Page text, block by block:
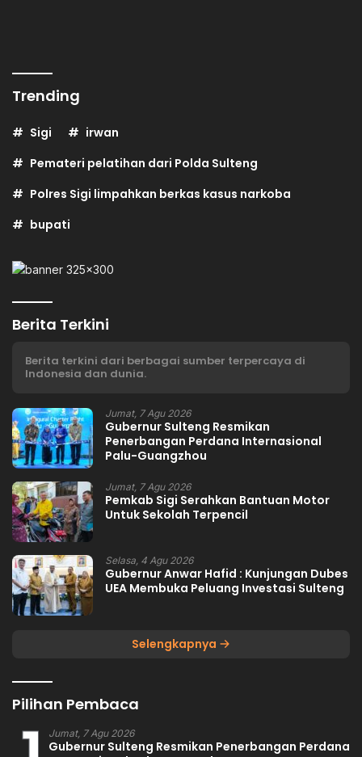
Trending
Sigi
irwan
Pemateri pelatihan dari Polda Sulteng
Polres Sigi limpahkan berkas kasus narkoba
bupati
Berita Terkini
Berita terkini dari berbagai sumber terpercaya di
Indonesia dan dunia.
Jumat, 7 Agu 2026
Gubernur Sulteng Resmikan
Penerbangan Perdana Internasional
Palu-Guangzhou
Jumat, 7 Agu 2026
Pemkab Sigi Serahkan Bantuan Motor
Untuk Sekolah Terpencil
Selasa, 4 Agu 2026
Gubernur Anwar Hafid : Kunjungan Dubes
UEA Membuka Peluang Investasi Sulteng
Selengkapnya
Pilihan Pembaca
Jumat, 7 Agu 2026
Gubernur Sulteng Resmikan Penerbangan Perdana